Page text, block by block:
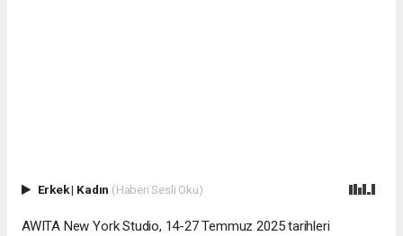
Erkek| Kadın (Haberi Sesli Oku)
AWITA New York Studio, 14-27 Temmuz 2025 tarihleri